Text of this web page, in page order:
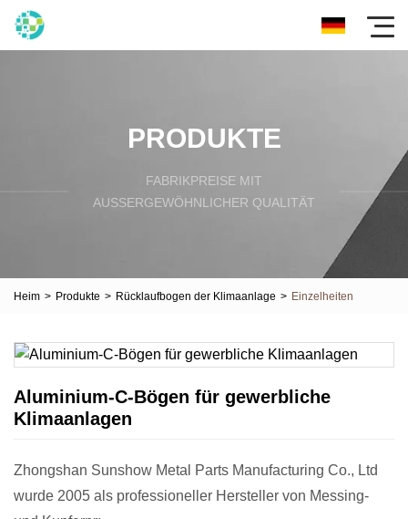
PRODUKTE
FABRIKPREISE MIT
AUSSERGEWÖHNLICHER QUALITÄT
Heim > Produkte > Rücklaufbogen der Klimaanlage > Einzelheiten
Aluminium-C-Bögen für gewerbliche
Klimaanlagen
Zhongshan Sunshow Metal Parts Manufacturing Co., Ltd
wurde 2005 als professioneller Hersteller von Messing-